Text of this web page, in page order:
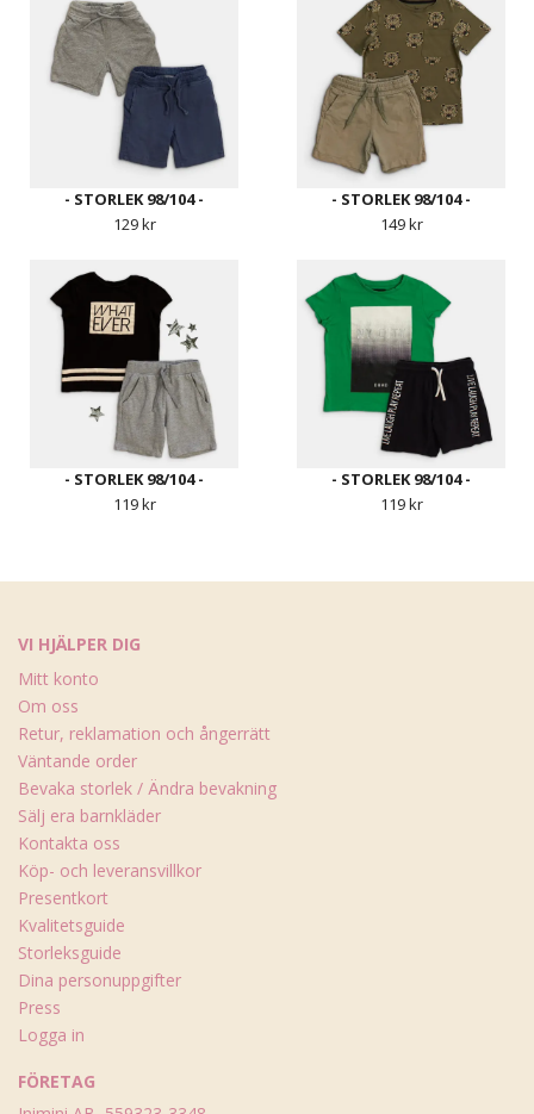
- STORLEK 98/104 -
129 kr
- STORLEK 98/104 -
149 kr
- STORLEK 98/104 -
119 kr
- STORLEK 98/104 -
119 kr
VI HJÄLPER DIG
Mitt konto
Om oss
Retur, reklamation och ångerrätt
Väntande order
Bevaka storlek / Ändra bevakning
Sälj era barnkläder
Kontakta oss
Köp- och leveransvillkor
Presentkort
Kvalitetsguide
Storleksguide
Dina personuppgifter
Press
Logga in
FÖRETAG